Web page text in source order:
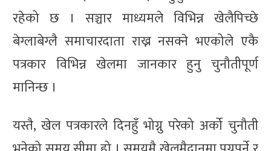
रहेको छ । सञ्चार माध्यमले विभिन्न खेलैपिच्छे
बेग्लाबेग्लै समाचारदाता राख्न नसक्ने भएकोले एकै
पत्रकार विभिन्न खेलमा जानकार हुनु चुनौतीपूर्ण
मानिन्छ ।
यस्तै, खेल पत्रकारले दिनहुँ भोग्नु परेको अर्को चुनौती